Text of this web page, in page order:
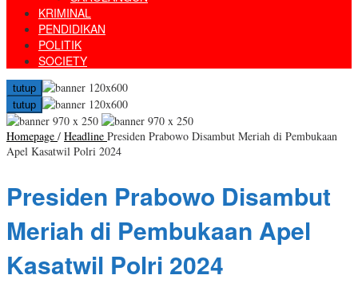
KRIMINAL
PENDIDIKAN
POLITIK
SOCIETY
tutup
tutup
Homepage / Headline Presiden Prabowo Disambut Meriah di Pembukaan
Apel Kasatwil Polri 2024
Presiden Prabowo Disambut
Meriah di Pembukaan Apel
Kasatwil Polri 2024